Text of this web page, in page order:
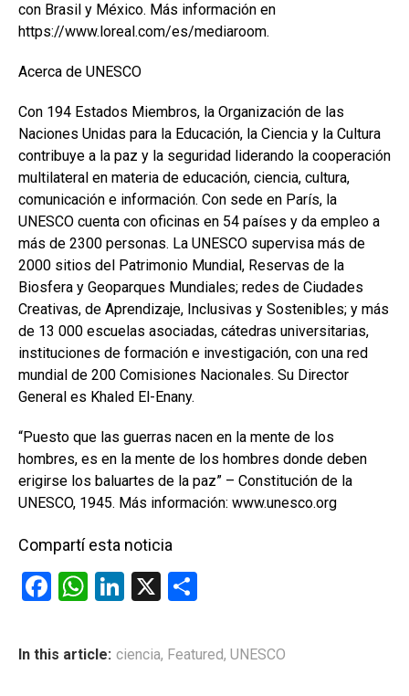
con Brasil y México. Más información en
https://www.loreal.com/es/mediaroom.
Acerca de UNESCO
Con 194 Estados Miembros, la Organización de las
Naciones Unidas para la Educación, la Ciencia y la Cultura
contribuye a la paz y la seguridad liderando la cooperación
multilateral en materia de educación, ciencia, cultura,
comunicación e información. Con sede en París, la
UNESCO cuenta con oficinas en 54 países y da empleo a
más de 2300 personas. La UNESCO supervisa más de
2000 sitios del Patrimonio Mundial, Reservas de la
Biosfera y Geoparques Mundiales; redes de Ciudades
Creativas, de Aprendizaje, Inclusivas y Sostenibles; y más
de 13 000 escuelas asociadas, cátedras universitarias,
instituciones de formación e investigación, con una red
mundial de 200 Comisiones Nacionales. Su Director
General es Khaled El-Enany.
“Puesto que las guerras nacen en la mente de los
hombres, es en la mente de los hombres donde deben
erigirse los baluartes de la paz” – Constitución de la
UNESCO, 1945. Más información: www.unesco.org
Compartí esta noticia
F
ce
W
at
Li
ke
X
m
In this article: ciencia, Featured, UNESCO